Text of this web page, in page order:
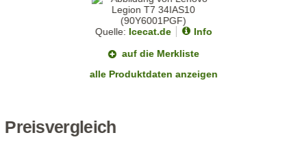
Quelle: Icecat.de
Info
auf die Merkliste
alle Produktdaten anzeigen
Preisvergleich